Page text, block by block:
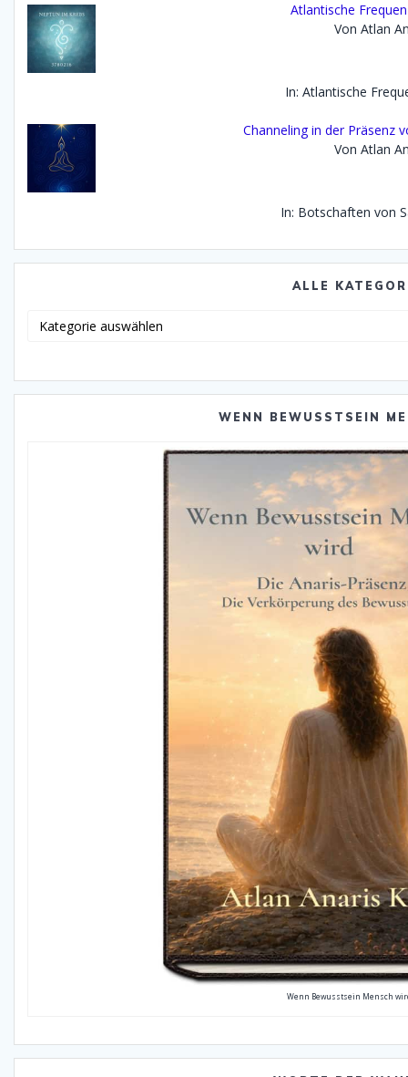
Atlantische
Von Atlan
In: Atlantische
Channeling in der Präsenz
Von Atlan
In: Botschaften von
ALLE
WENN BEWUSSTSEIN
Wenn Bewusstsein Mensch